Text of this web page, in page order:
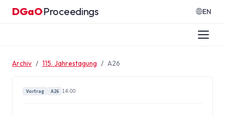
Zum Inhalt springen
DGaO·Proceedings EN
Archiv 115. Jahrestagung A26
Vortrag A26 14:00